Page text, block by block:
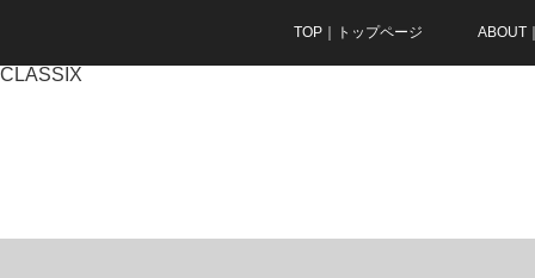
TOP｜トップページ ABOUT
CLASSIX